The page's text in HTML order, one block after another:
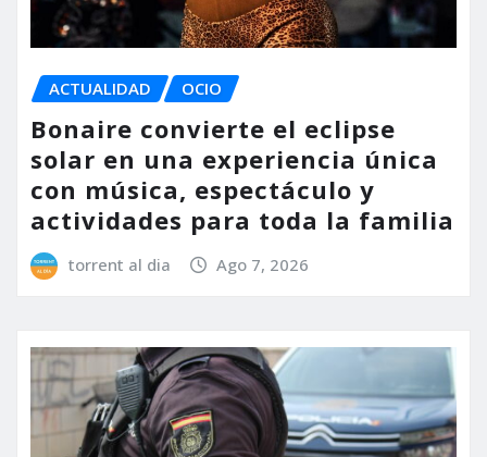
ACTUALIDAD OCIO
Bonaire convierte el eclipse
solar en una experiencia única
con música, espectáculo y
actividades para toda la familia
torrent al dia Ago 7, 2026